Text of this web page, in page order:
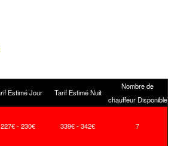
Estimé Jour Tarif Estimé Nuit
Nombre de
chauffeur Disponible
227€ - 230€ 339€ - 342€ 7